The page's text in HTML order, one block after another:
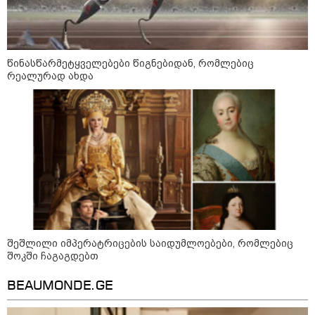
დაკავშირებით ერთობლივ
განცხადებას ავრცელებენ
"კიდევ ერთხელ მოვუწოდებ
დაუყოვნებლივი და უპირობო
გათავისუფლებისკენ" - რას
წერს ეუთო-ს წარმომადგენელი
მზია ამაღლობელზე?
21:38 / 06-08-2026
"ჩვენთვის ეს ეგზოტიკაა, ჩვენს
სტუმრებს ასე ვუხსნით - ბევრი
სანთელი, ეგზოტიკა და
რომანტიკული საღამოები" -
შალვა ალავერდაშვილი
ელექტროენერგიის გათიშვებზე
იმნაძის 10 თვის თავზე დაკავება
- რა უნდა თქვას 16 წლის
წინასწარმეტყველებები წიგნებიდან, რომლებიც
რეალურად ახდა
შეშლილი იმპერატრიცების საიდუმლოებები, რომლებიც
შოკში ჩაგაგდებთ
BEAUMONDE.GE